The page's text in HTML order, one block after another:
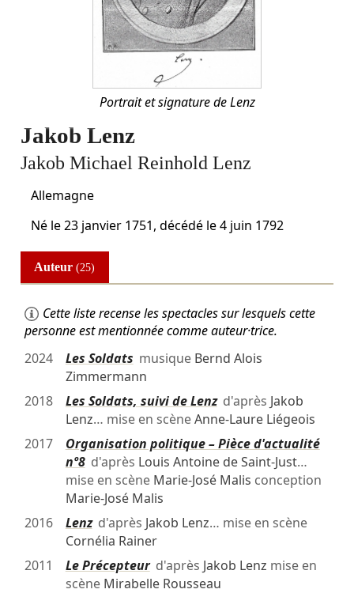
Portrait et signature de Lenz
Jakob Lenz
Jakob Michael Reinhold Lenz
Allemagne
Né le23 janvier 1751, décédé le4 juin 1792
Auteur(25)
Cette liste recense les spectacles sur lesquels cette
personne est mentionnée comme auteur·trice.
2024
Les Soldats musique Bernd Alois
Zimmermann
2018
Les Soldats, suivi de Lenzd'après Jakob
Lenz… mise en scèneAnne-Laure Liégeois
2017
Organisation politique – Pièce d'actualité
nº8d'après Louis Antoine de Saint-Just…
mise en scène Marie-José Malis conception
Marie-José Malis
2016
Lenzd'après Jakob Lenz… mise en scène
Cornélia Rainer
2011
Le Précepteurd'après Jakob Lenz mise en
scène Mirabelle Rousseau